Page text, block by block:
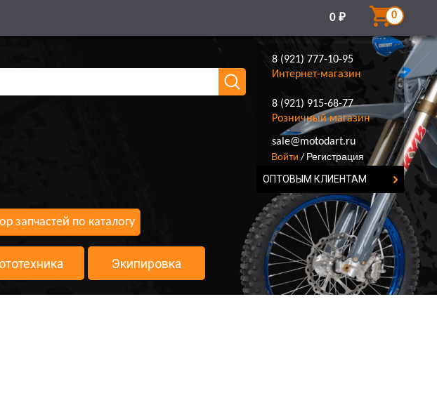
0 ₽ 0
8 (921) 777-10-95
Интернет-магазин
8 (921) 915-68-77
Розничный магазин
8 (921) 777-10-95
sale@motodart.ru
Войти / Регистрация
ОПТОВЫМ КЛИЕНТАМ
запчастей по каталогу
Экипировка